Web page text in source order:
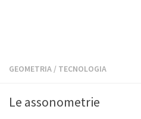
GEOMETRIA / TECNOLOGIA
Le assonometrie